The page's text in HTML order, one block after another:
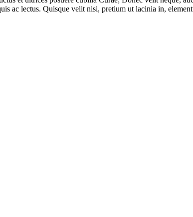
ac lectus. Quisque velit nisi, pretium ut lacinia in,